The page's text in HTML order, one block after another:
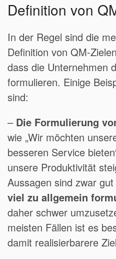
Definition von
In der Regel sind die
Definition von QM-
dass die Unternehmen
formulieren. Einige
sind:
– Die Formulierung
wie „Wir möchten
besseren Service
unsere Produktivität
Aussagen sind zwar
viel zu allgemein
daher schwer
meisten Fällen ist es
damit realisierbarere